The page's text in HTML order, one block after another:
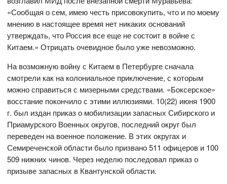
«Сообщая о сем, имею честь присовокупить, что и по моему
мнению в настоящее время нет никаких оснований
утверждать, что Россия все еще не состоит в войне с
Китаем.» Отрицать очевидное было уже невозможно.
На возможную войну с Китаем в Петербурге сначала
смотрели как на колониальное приключение, с которым
можно справиться с мизерными средствами. «Боксерское»
восстание покончило с этими иллюзиями. 10(22) июня 1900
г. был издан приказ о мобилизации запасных Сибирского и
Приамурского Военных округов, последний округ был
переведен на военное положение. В этих округах и
Семиреченской области было призвано 511 офицеров и 100
509 нижних чинов. Через неделю последовал приказ о
призыве запасных в Квантунской области.